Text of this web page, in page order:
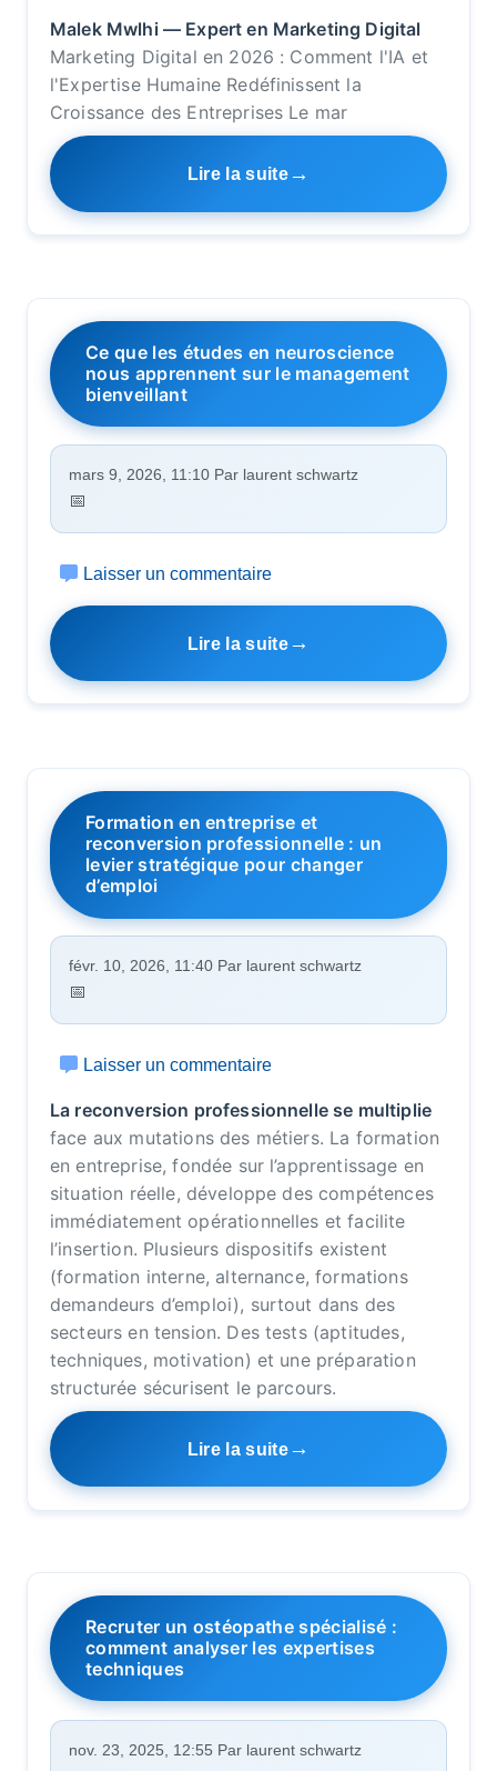
Malek Mwlhi — Expert en Marketing Digital
Marketing Digital en 2026 : Comment l'IA et
l'Expertise Humaine Redéfinissent la
Croissance des Entreprises Le mar
Lire la suite
Ce que les études en neuroscience
nous apprennent sur le management
bienveillant
mars 9, 2026, 11:10 Par laurent schwartz
Laisser un commentaire
Lire la suite
Formation en entreprise et
reconversion professionnelle : un
levier stratégique pour changer
d’emploi
févr. 10, 2026, 11:40 Par laurent schwartz
Laisser un commentaire
La reconversion professionnelle se multiplie
face aux mutations des métiers. La formation
en entreprise, fondée sur l’apprentissage en
situation réelle, développe des compétences
immédiatement opérationnelles et facilite
l’insertion. Plusieurs dispositifs existent
(formation interne, alternance, formations
demandeurs d’emploi), surtout dans des
secteurs en tension. Des tests (aptitudes,
techniques, motivation) et une préparation
structurée sécurisent le parcours.
Lire la suite
Recruter un ostéopathe spécialisé :
comment analyser les expertises
techniques
nov. 23, 2025, 12:55 Par laurent schwartz